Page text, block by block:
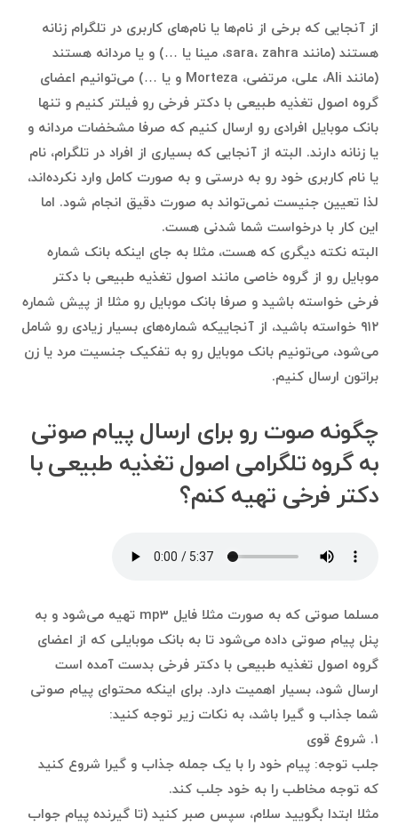
از آنجایی که برخی از نام‌ها یا نام‌های کاربری در تلگرام زنانه
هستند (مانند sara، zahra، مینا یا …) و یا مردانه هستند
(مانند Ali، علی، مرتضی، Morteza و یا …) می‌توانیم اعضای
گروه اصول تغذیه طبیعی با دکتر فرخی رو فیلتر کنیم و تنها
بانک موبایل افرادی رو ارسال کنیم که صرفا مشخضات مردانه و
یا زنانه دارند. البته از آنجایی که بسیاری از افراد در تلگرام، نام
یا نام کاربری خود رو به درستی و به صورت کامل وارد نکرده‌اند،
لذا تعیین جنیست نمی‌تواند به صورت دقیق انجام شود. اما
این کار با درخواست شما شدنی هست.
البته نکته دیگری که هست، مثلا به جای اینکه بانک شماره
موبایل رو از گروه خاصی مانند اصول تغذیه طبیعی با دکتر
فرخی خواسته باشید و صرفا بانک موبایل رو مثلا از پیش شماره
۹۱۲ خواسته باشید، از آنجاییکه شماره‌های بسیار زیادی رو شامل
می‌شود، می‌تونیم بانک موبایل‌ رو به تفکیک جنسیت مرد یا زن
براتون ارسال کنیم.
چگونه صوت رو برای ارسال پیام صوتی
به گروه تلگرامی اصول تغذیه طبیعی با
دکتر فرخی تهیه کنم؟
مسلما صوتی که به صورت مثلا فایل mp3 تهیه می‌شود و به
پنل پیام صوتی داده می‌شود تا به بانک موبایلی که از اعضای
گروه اصول تغذیه طبیعی با دکتر فرخی بدست آمده است
ارسال شود، بسیار اهمیت دارد. برای اینکه محتوای پیام صوتی
شما جذاب و گیرا باشد، به نکات زیر توجه کنید:
۱. شروع قوی
جلب توجه: پیام خود را با یک جمله جذاب و گیرا شروع کنید
که توجه مخاطب را به خود جلب کند.
مثلا ابتدا بگویید سلام، سپس صبر کنید (تا گیرنده پیام جواب